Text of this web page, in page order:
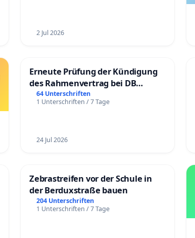
2 Jul 2026
Erneute Prüfung der Kündigung
des Rahmenvertrag bei DB
Fahrwegdienste Gmbh
64 Unterschriften
1 Unterschriften / 7 Tage
24 Jul 2026
Zebrastreifen vor der Schule in
der Berduxstraße bauen
204 Unterschriften
1 Unterschriften / 7 Tage